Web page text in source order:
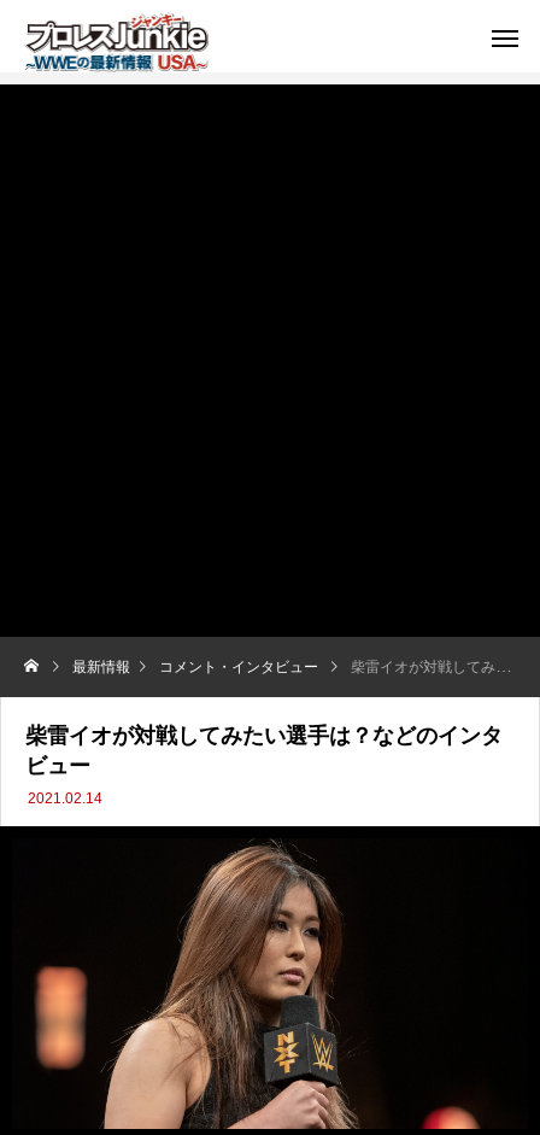
最新情報 コメント・インタビュー 柴雷イオが対戦してみたい選手は？などのインタビュー
柴雷イオが対戦してみたい選手は？などのインタ
ビュー
2021.02.14